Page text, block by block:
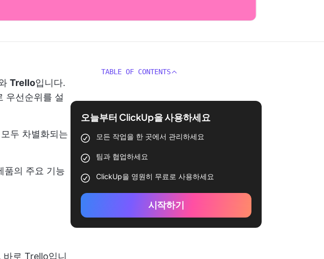
Trello입니다.
우선순위를 설
두 차별화되는
품의 주요 기능
바로 Trello입니
TABLE OF CONTENTS
오늘부터 ClickUp을 사용하세요
모든 작업을 한 곳에서 관리하세요
팀과 협업하세요
ClickUp을 영원히 무료로 사용하세요
시작하기